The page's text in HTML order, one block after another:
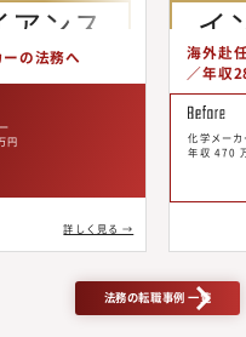
ンス
ギー
の法務へ
円
詳しく見る →
イ
海外赴
／年収
化学メーカ
年収 470
法務の転職事例 一覧